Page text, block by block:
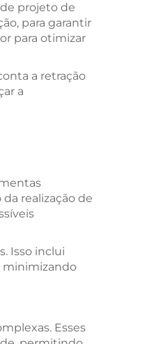
projeto de
para garantir
para otimizar
a retração
a
realização de
Isso inclui
minimizando
Esses